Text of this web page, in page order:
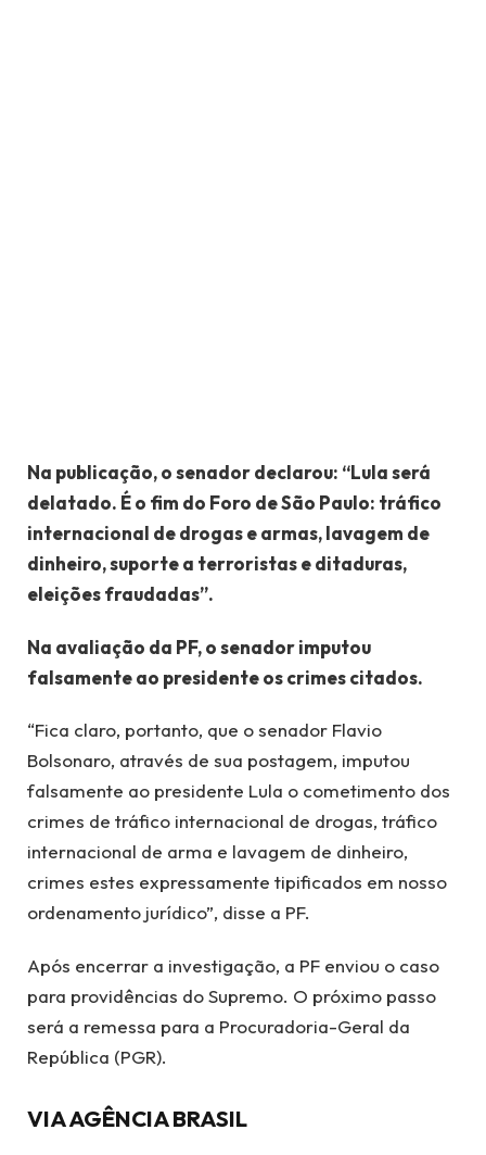
Na publicação, o senador declarou: “Lula será
delatado. É o fim do Foro de São Paulo: tráfico
internacional de drogas e armas, lavagem de
dinheiro, suporte a terroristas e ditaduras,
eleições fraudadas”.
Na avaliação da PF, o senador imputou
falsamente ao presidente os crimes citados.
“Fica claro, portanto, que o senador Flavio
Bolsonaro, através de sua postagem, imputou
falsamente ao presidente Lula o cometimento dos
crimes de tráfico internacional de drogas, tráfico
internacional de arma e lavagem de dinheiro,
crimes estes expressamente tipificados em nosso
ordenamento jurídico”, disse a PF.
Após encerrar a investigação, a PF enviou o caso
para providências do Supremo. O próximo passo
será a remessa para a Procuradoria-Geral da
República (PGR).
VIA AGÊNCIA BRASIL